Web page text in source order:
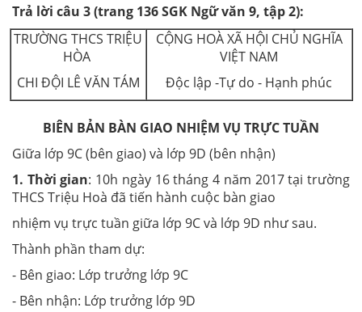
Trả lời câu 3 (trang 136 SGK Ngữ văn 9, tập 2):
TRƯỜNG THCS TRIỆU
HÒA
CHI ĐỘI LÊ VĂN TÁM
CỘNG HOÀ XÃ HỘI CHỦ NGHĨA
VIỆT NAM
Độc lập -Tự do - Hạnh phúc
BIÊN BẢN BÀN GIAO NHIỆM VỤ TRỰC TUẦN
Giữa lớp 9C (bên giao) và lớp 9D (bên nhận)
1. Thời gian: 10h ngày 16 tháng 4 năm 2017 tại trường
THCS Triệu Hoà đã tiến hành cuộc bàn giao
nhiệm vụ trực tuần giữa lớp 9C và lớp 9D như sau.
Thành phần tham dự:
- Bên giao: Lớp trưởng lớp 9C
- Bên nhận: Lớp trưởng lớp 9D